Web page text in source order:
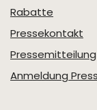
Rabatte
Pressekontakt
Pressemitteilung
Anmeldung